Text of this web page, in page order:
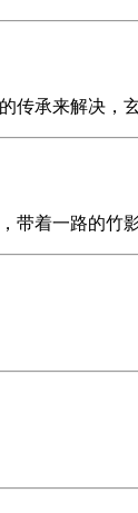
传承来解决，
带着一路的竹